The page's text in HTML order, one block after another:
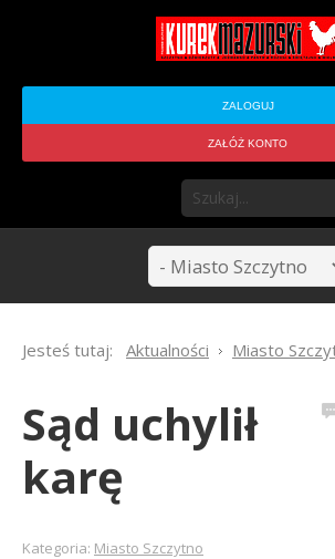
ZALOGUJ
ZAŁÓŻ KONTO
Jesteś tutaj: Aktualności Miasto
Sąd uchylił
karę
Kategoria: Miasto Szczytno